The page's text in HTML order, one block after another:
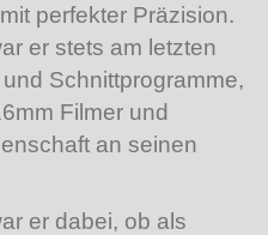
perfekter Präzision.
er stets am letzten
Schnittprogramme,
Filmer und
an seinen
er dabei, ob als